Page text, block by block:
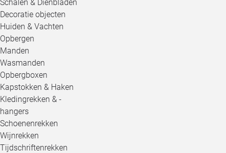
Schalen & Dienbladen
Decoratie objecten
Huiden & Vachten
Opbergen
Manden
Wasmanden
Opbergboxen
Kapstokken & Haken
Kledingrekken & -
hangers
Schoenenrekken
Wijnrekken
Tijdschriftenrekken